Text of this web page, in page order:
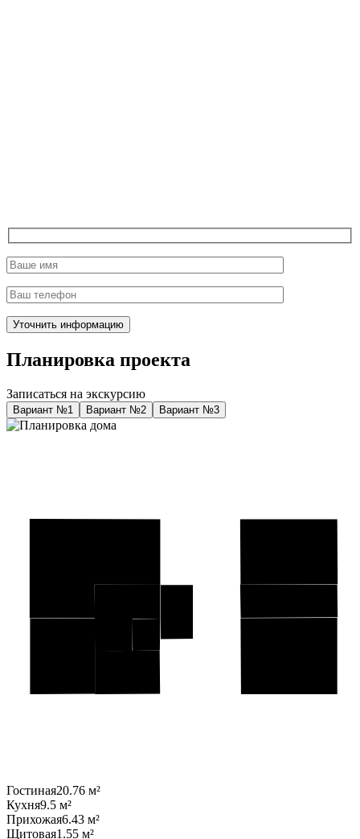
Планировка проекта
Записаться на экскурсию
Вариант №1 Вариант №2 Вариант №3
Гостиная20.76 м²
Кухня9.5 м²
Прихожая6.43 м²
Щитовая1.55 м²